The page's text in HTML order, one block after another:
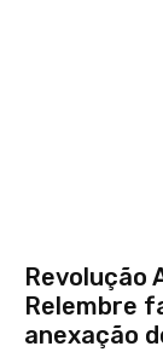
Revolução
Relembre
anexação